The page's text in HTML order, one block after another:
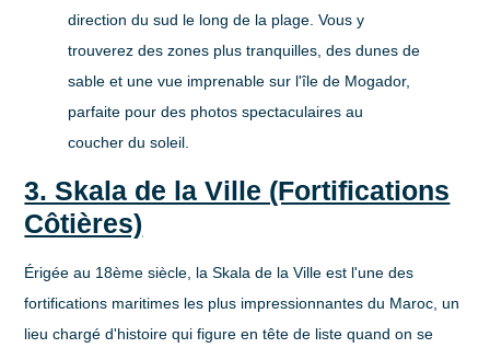
direction du sud le long de la plage. Vous y
trouverez des zones plus tranquilles, des dunes de
sable et une vue imprenable sur l'île de Mogador,
parfaite pour des photos spectaculaires au
coucher du soleil.
3. Skala de la Ville (Fortifications
Côtières)
Érigée au 18ème siècle, la Skala de la Ville est l'une des
fortifications maritimes les plus impressionnantes du Maroc, un
lieu chargé d'histoire qui figure en tête de liste quand on se